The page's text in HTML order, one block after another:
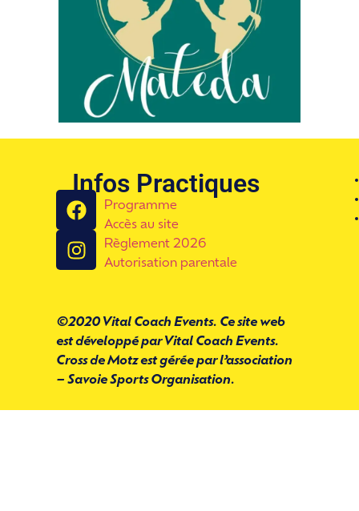
Infos Practiques
Programme
Accès au site
Règlement 2026
Autorisation parentale
©2020 Vital Coach Events. Ce site web
est développé par Vital Coach Events.
Cross de Motz est gérée par l’association
– Savoie Sports Organisation.